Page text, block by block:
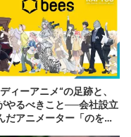
ィーアニメ“の足跡と、
やるべきこと──会社設立
だアニメーター「のを